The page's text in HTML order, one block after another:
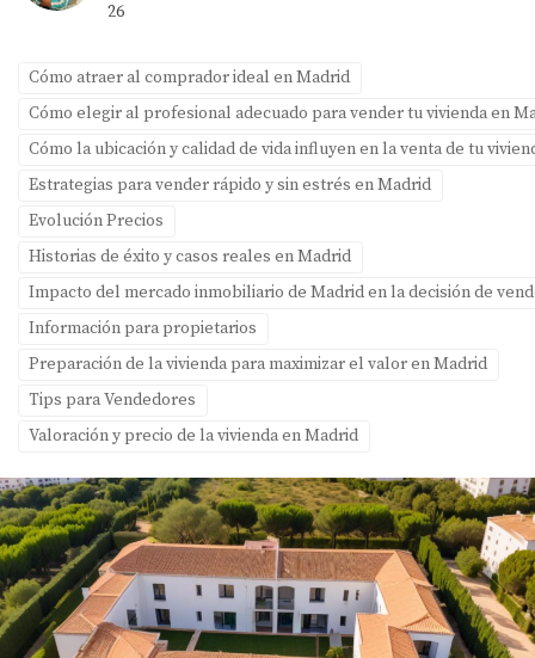
26
Cómo atraer al comprador ideal en Madrid
Cómo elegir al profesional adecuado para vender tu vivienda en
Cómo la ubicación y calidad de vida influyen en la venta de tu
Estrategias para vender rápido y sin estrés en Madrid
Evolución Precios
Historias de éxito y casos reales en Madrid
Impacto del mercado inmobiliario de Madrid en la decisión de
Información para propietarios
Preparación de la vivienda para maximizar el valor en Madrid
Tips para Vendedores
Valoración y precio de la vivienda en Madrid